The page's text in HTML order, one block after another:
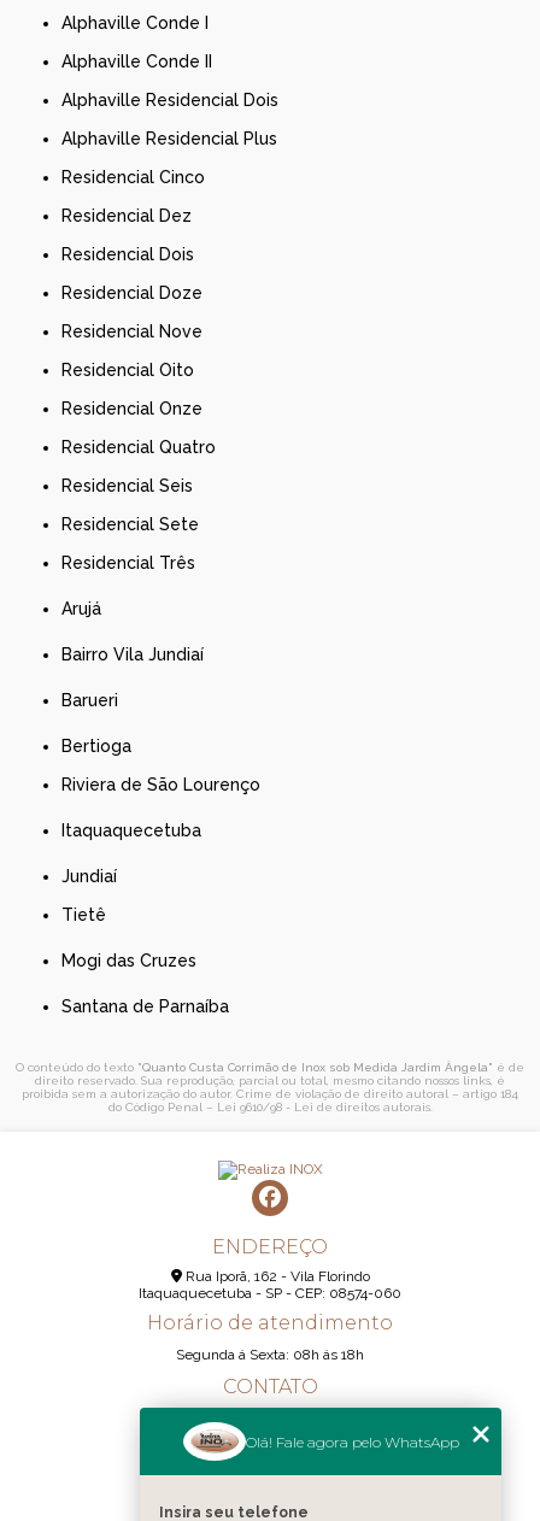
Alphaville Conde I
Alphaville Conde II
Alphaville Residencial Dois
Alphaville Residencial Plus
Residencial Cinco
Residencial Dez
Residencial Dois
Residencial Doze
Residencial Nove
Residencial Oito
Residencial Onze
Residencial Quatro
Residencial Seis
Residencial Sete
Residencial Três
Arujá
Bairro Vila Jundiaí
Barueri
Bertioga
Riviera de São Lourenço
Itaquaquecetuba
Jundiaí
Tietê
Mogi das Cruzes
Santana de Parnaíba
O conteúdo do texto "Quanto Custa Corrimão de Inox sob Medida Jardim Ângela" é de
direito reservado. Sua reprodução, parcial ou total, mesmo citando nossos links, é
proibida sem a autorização do autor. Crime de violação de direito autoral – artigo 184
do Código Penal – Lei 9610/98 - Lei de direitos autorais.
ENDEREÇO
Rua Iporã, 162 - Vila Florindo
Itaquaquecetuba - SP - CEP: 08574-060
Horário de atendimento
Segunda á Sexta: 08h ás 18h
CONTATO
(11) 98189-1344
Olá! Fale agora pelo WhatsApp
Insira seu telefone